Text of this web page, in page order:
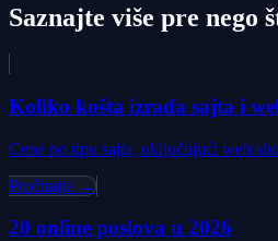
Saznajte više pre nego
Koliko košta izrada sajta i
Cene po tipu sajta, uključujući web
Pročitajte →
20 online poslova u 2026